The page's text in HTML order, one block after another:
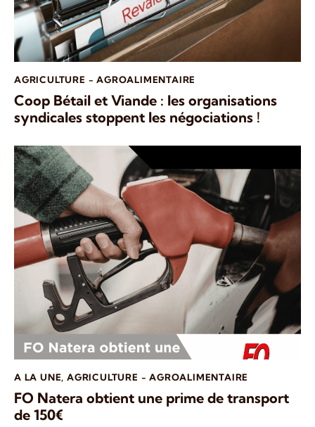
AGRICULTURE - AGROALIMENTAIRE
Coop Bétail et Viande : les organisations
syndicales stoppent les négociations !
A LA UNE,AGRICULTURE - AGROALIMENTAIRE
FO Natera obtient une prime de transport
de 150€